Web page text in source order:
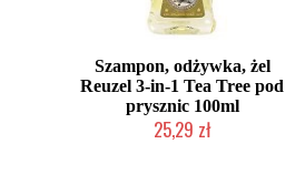
Szampon, odżywka, żel
Reuzel 3-in-1 Tea Tree pod
prysznic 100ml
25,29 zł